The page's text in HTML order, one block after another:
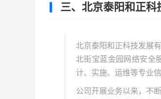
三、北京泰阳和正科
北京泰阳和正科技发展
北街宝蓝金园网络安全
计、实施、运维等专业
公司开展业务以来，不